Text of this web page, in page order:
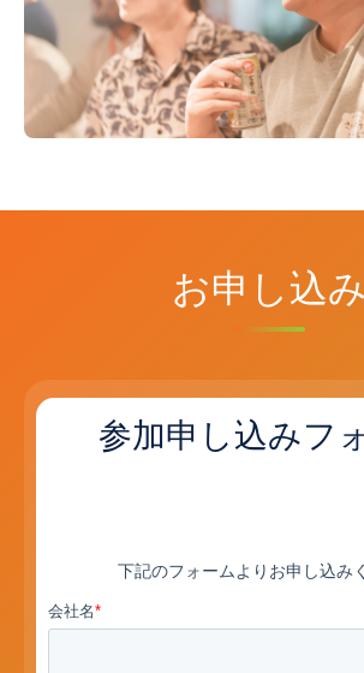
お申し込み
参加申し込みフ